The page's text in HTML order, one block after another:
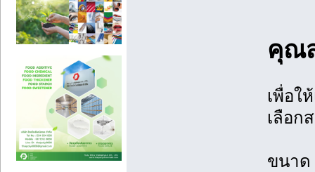
คุณ
เพื่อใ
เลือก
ขนาด